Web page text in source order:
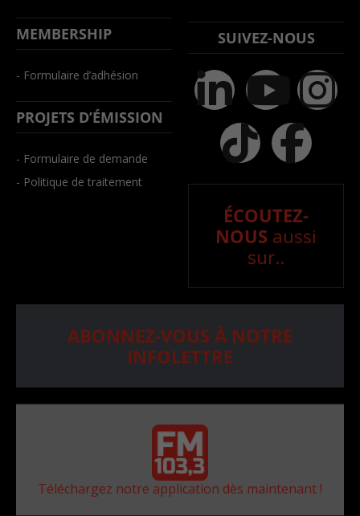
MEMBERSHIP
- Formulaire d’adhésion
PROJETS D’ÉMISSION
- Formulaire de demande
- Politique de traitement
SUIVEZ-NOUS
ÉCOUTEZ-
NOUS aussi
sur..
ABONNEZ-VOUS À NOTRE
INFOLETTRE
Téléchargez notre application dès maintenant !